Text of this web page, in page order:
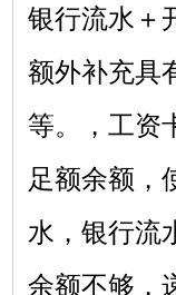
银行流水＋
额外补充具
等。，工资
足额余额，
水，银行流
余额不够，